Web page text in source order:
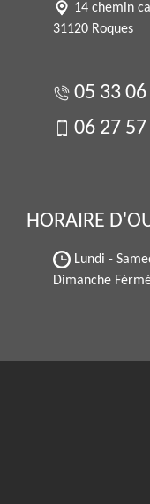
14 chemin
31120 Roques
05 33
06 27
HORAIRE
Lundi -
Dimanche